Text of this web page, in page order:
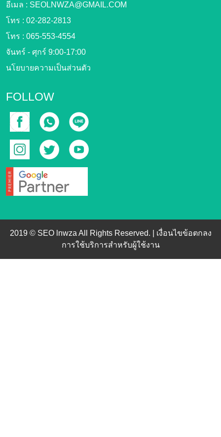
อีเมล : SEOLNWZA@GMAIL.COM
โทร : 02-282-2813
โทร : 065-553-4554
จันทร์ - ศุกร์ 9:00-17:00
นโยบายความเป็นส่วนตัว
FOLLOW
2019 © SEO lnwza All Rights Reserved. | เงื่อนไขข้อตกลง
การใช้บริการสำหรับผู้ใช้งาน